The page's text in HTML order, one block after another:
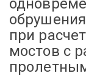
при
мостов с